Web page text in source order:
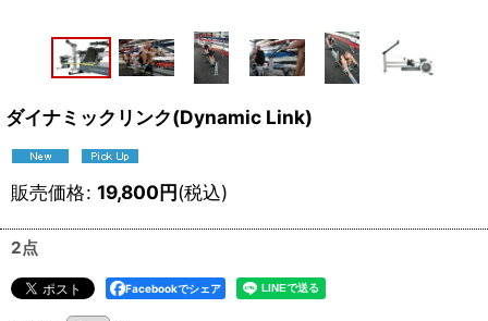
ダイナミックリンク(Dynamic Link)
販売価格: 19,800円(税込)
2点
Facebookでシェア